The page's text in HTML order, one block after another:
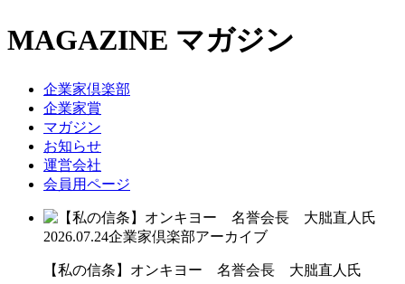
MAGAZINE マガジン
企業家倶楽部
企業家賞
マガジン
お知らせ
運営会社
会員用ページ
2026.07.24企業家倶楽部アーカイブ
【私の信条】オンキヨー 名誉会長 大朏直人氏